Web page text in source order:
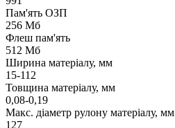
Пам'ять ОЗП
256 Мб
Флеш пам'ять
512 Мб
Ширина матеріалу, мм
15-112
Товщина матеріалу, мм
0,08-0,19
Макс. діаметр рулону матеріалу, мм
127